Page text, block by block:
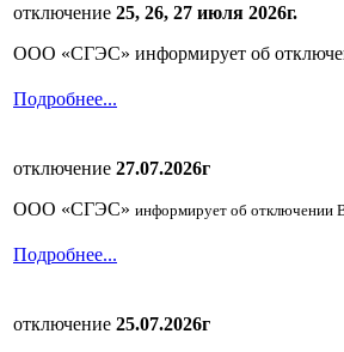
отключение 25, 26, 27 июля 2026г.
ООО «СГЭС» информирует об
Подробнее...
отключение 27.07.2026г
ООО «СГЭС» информирует об
Подробнее...
отключение 25.07.2026г